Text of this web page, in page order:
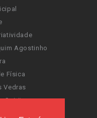
Agostinho
Física
Vedras
Spirit